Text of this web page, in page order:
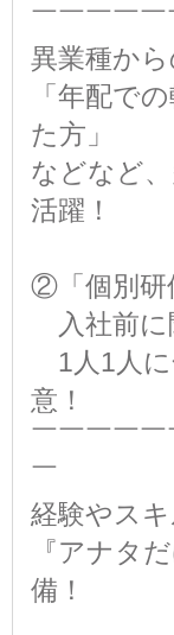
￣￣￣￣
異業種か
「年配で
た方」
などなど
活躍！
②「個別研
入社前に
1人1人に
意！
￣￣￣￣
￣
経験やス
『アナタ
備！